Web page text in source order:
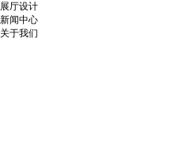
展厅设计
新闻中心
关于我们